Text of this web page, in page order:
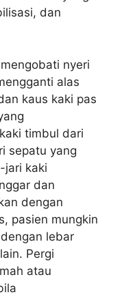
dan
nyeri
alas
kaus kaki pas
timbul dari
sepatu yang
jari kaki
dan
dengan
pasien mungkin
lebar
Pergi
atau